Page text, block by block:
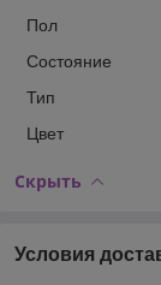
Пол
Состояние
Тип
Цвет
Скрыть
Условия